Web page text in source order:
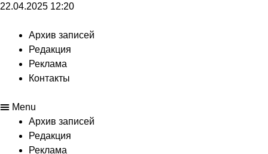
22.04.2025 12:20
Архив записей
Редакция
Реклама
Контакты
Menu
Архив записей
Редакция
Реклама